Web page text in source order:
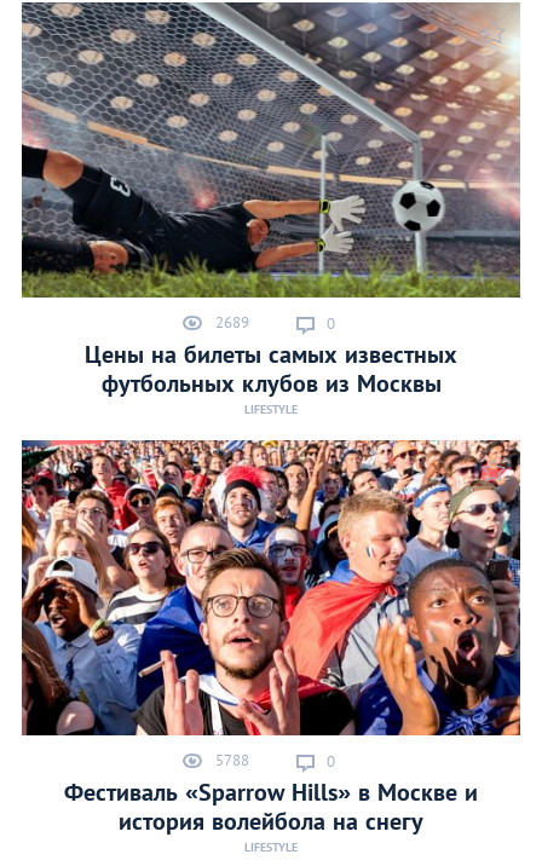
2689 0
Цены на билеты самых известных
футбольных клубов из Москвы
LIFESTYLE
5788 0
Фестиваль «Sparrow Hills» в Москве и
история волейбола на снегу
LIFESTYLE